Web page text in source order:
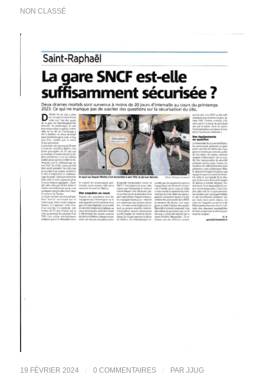
NON CLASSÉ
19 FÉVRIER 2024 / 0 COMMENTAIRES / PAR JJUG